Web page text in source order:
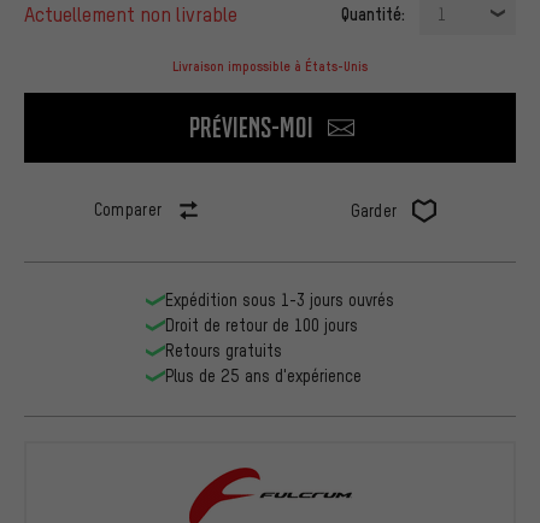
actuellement non livrable Quantité: 1
Livraison impossible à États-Unis
Préviens-moi
Comparer Garder
Expédition sous 1-3 jours ouvrés
Droit de retour de 100 jours
Retours gratuits
Plus de 25 ans d'expérience